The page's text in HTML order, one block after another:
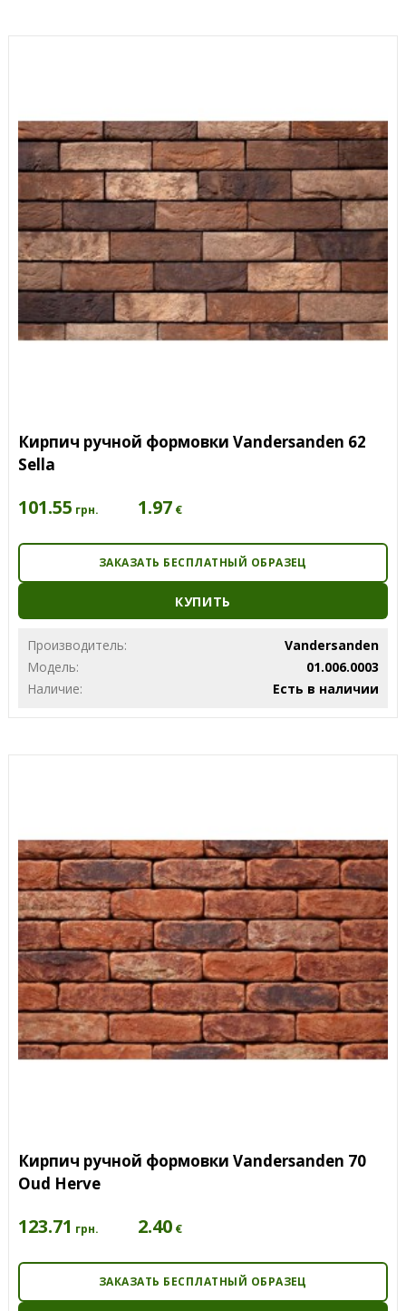
Кирпич ручной формовки Vandersanden 62
Sella
101.55 грн. 1.97 €
ЗАКАЗАТЬ БЕСПЛАТНЫЙ ОБРАЗЕЦ
КУПИТЬ
Производитель:
Vandersanden
Модель:
01.006.0003
Наличие:
Есть в наличии
Кирпич ручной формовки Vandersanden 70
Oud Herve
123.71 грн. 2.40 €
ЗАКАЗАТЬ БЕСПЛАТНЫЙ ОБРАЗЕЦ